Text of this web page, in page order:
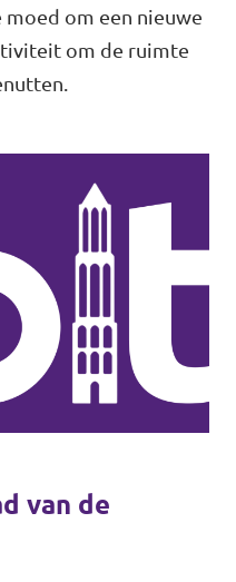
om een nieuwe
om de ruimte
van de